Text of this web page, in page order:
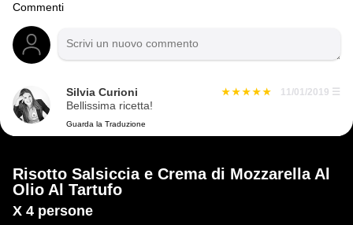
Commenti
Silvia Curioni 11/01/2019 ☰
Bellissima ricetta!
Guarda la Traduzione
Risotto Salsiccia e Crema di Mozzarella Al
Olio Al Tartufo
X 4 persone